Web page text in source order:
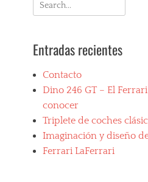
for:
Entradas recientes
Contacto
Dino 246 GT – El
conocer
Triplete de coches
Imaginación y diseño
Ferrari LaFerrari